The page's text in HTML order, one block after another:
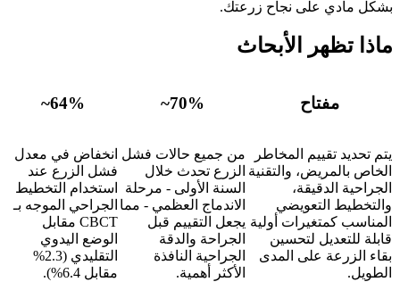
بشكل مادي على نجاح زرعتك.
ماذا تظهر الأبحاث
~64% ~70% مفتاح
انخفاض في معدل
فشل الزرع عند
استخدام التخطيط
الجراحي الموجه بـ
CBCT مقابل
الوضع اليدوي
التقليدي (2.3%
مقابل 6.4%).
من جميع حالات فشل
الزرع تحدث خلال
السنة الأولى - مرحلة
الاندماج العظمي - مما
يجعل التقييم قبل
الجراحة والدقة
الجراحية النافذة
الأكثر أهمية.
يتم تحديد تقييم المخاطر
الخاص بالمريض، والتقنية
الجراحية الدقيقة،
والتخطيط التعويضي
المناسب كمتغيرات أولية
قابلة للتعديل لتحسين
بقاء الزرعة على المدى
الطويل.